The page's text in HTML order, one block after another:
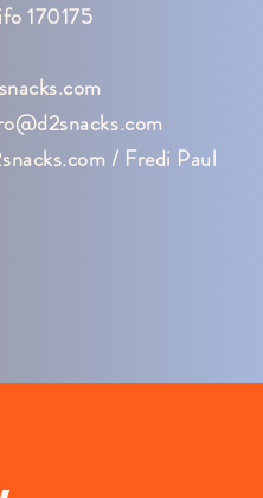
170175
/ Fredi Paul